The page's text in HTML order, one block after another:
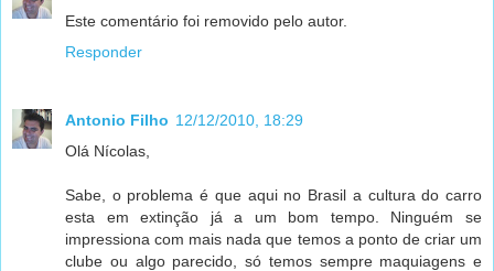
Este comentário foi removido pelo autor.
Responder
Antonio Filho 12/12/2010, 18:29
Olá Nícolas,
Sabe, o problema é que aqui no Brasil a cultura do carro
esta em extinção já a um bom tempo. Ninguém se
impressiona com mais nada que temos a ponto de criar um
clube ou algo parecido, só temos sempre maquiagens e